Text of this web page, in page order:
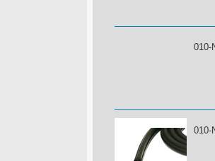
010-
010-